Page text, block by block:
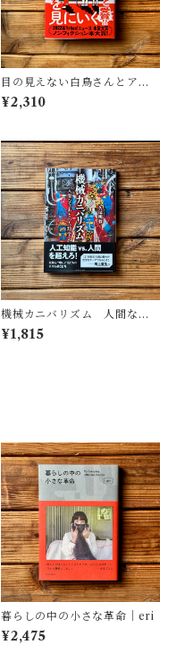
目の見えない白鳥さんとアー
トを見にいく | 川内 有緒
¥2,310
機械カニバリズム 人間なき
あとの人類学へ｜久保 明教
¥1,815
暮らしの中の小さな革命｜eri
¥2,475